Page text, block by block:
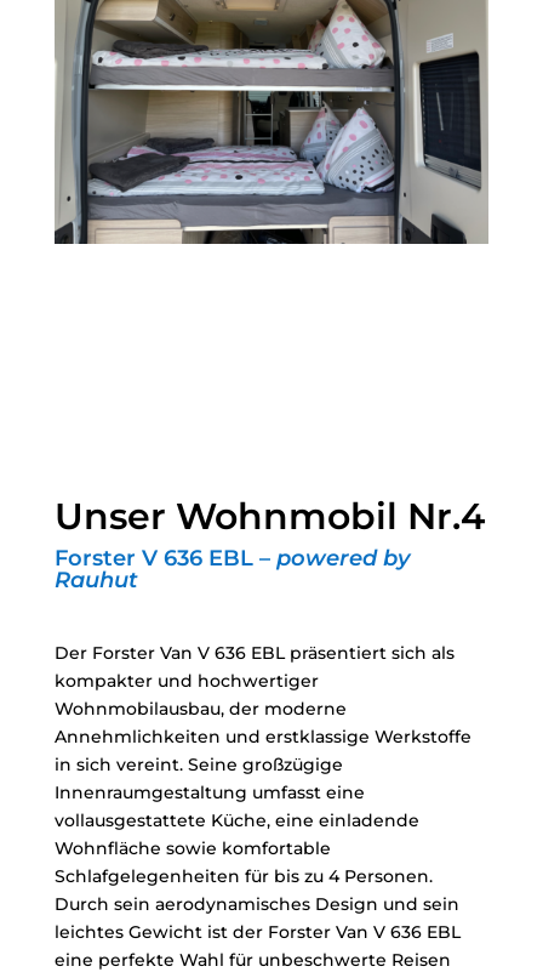
Unser Wohnmobil Nr.4
Forster V 636 EBL – powered by
Rauhut
Der Forster Van V 636 EBL präsentiert sich als
kompakter und hochwertiger
Wohnmobilausbau, der moderne
Annehmlichkeiten und erstklassige Werkstoffe
in sich vereint. Seine großzügige
Innenraumgestaltung umfasst eine
vollausgestattete Küche, eine einladende
Wohnfläche sowie komfortable
Schlafgelegenheiten für bis zu 4 Personen.
Durch sein aerodynamisches Design und sein
leichtes Gewicht ist der Forster Van V 636 EBL
eine perfekte Wahl für unbeschwerte Reisen